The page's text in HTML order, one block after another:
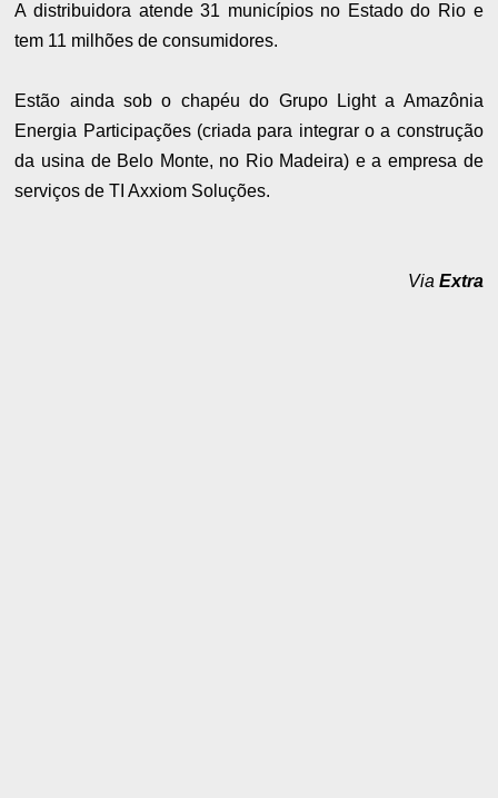
A distribuidora atende 31 municípios no Estado do Rio e
tem 11 milhões de consumidores.
Estão ainda sob o chapéu do Grupo Light a Amazônia
Energia Participações (criada para integrar o a construção
da usina de Belo Monte, no Rio Madeira) e a empresa de
serviços de TI Axxiom Soluções.
Via Extra